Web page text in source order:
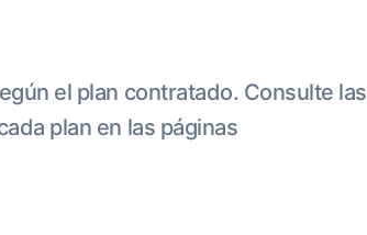
el plan contratado. Consulte las
plan en las páginas